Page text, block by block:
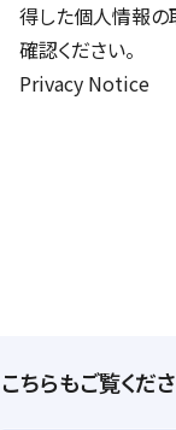
得した個人情報の
確認ください。
Privacy Notice
こちらもご覧くだ